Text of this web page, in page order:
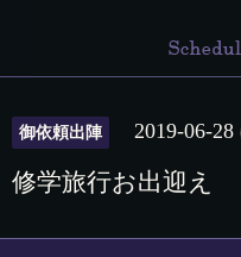
御依頼出陣 2019-06-
修学旅行お出迎え